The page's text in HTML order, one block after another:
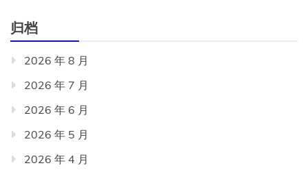
归档
2026 年 8 月
2026 年 7 月
2026 年 6 月
2026 年 5 月
2026 年 4 月